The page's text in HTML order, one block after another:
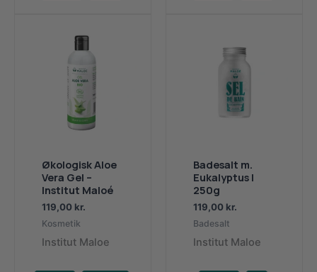
Økologisk Aloe
Vera Gel –
Institut Maloé
119,00 kr.
Kosmetik
Institut Maloe
Badesalt m.
Eukalyptus |
250g
119,00 kr.
Badesalt
Institut Maloe